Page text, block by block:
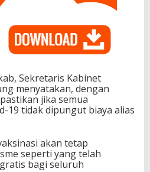
Sekretaris Kabinet
menyatakan, dengan
jika semua
19 tidak dipungut biaya alias
akan tetap
seperti yang telah
bagi seluruh